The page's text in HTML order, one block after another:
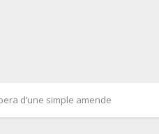
d’une simple amende